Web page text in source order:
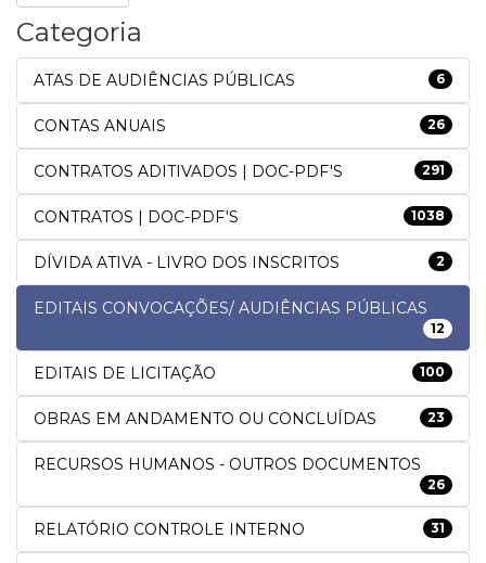
Categoria
ATAS DE AUDIÊNCIAS PÚBLICAS 6
CONTAS ANUAIS 26
CONTRATOS ADITIVADOS | DOC-PDF'S 291
CONTRATOS | DOC-PDF'S 1038
DÍVIDA ATIVA - LIVRO DOS INSCRITOS 2
EDITAIS CONVOCAÇÕES/ AUDIÊNCIAS PÚBLICAS
12
EDITAIS DE LICITAÇÃO 100
OBRAS EM ANDAMENTO OU CONCLUÍDAS 23
RECURSOS HUMANOS - OUTROS DOCUMENTOS
26
RELATÓRIO CONTROLE INTERNO 31